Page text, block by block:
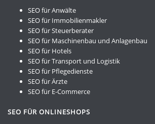
SEO für Anwälte
SEO für Immobilienmakler
SEO für Steuerberater
SEO für Maschinenbau und Anlagenbau
SEO für Hotels
SEO für Transport und Logistik
SEO für Pflegedienste
SEO für Ärzte
SEO für E-Commerce
SEO FÜR ONLINESHOPS